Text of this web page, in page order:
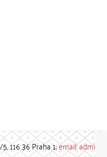
116 36 Praha 1;email: admin-